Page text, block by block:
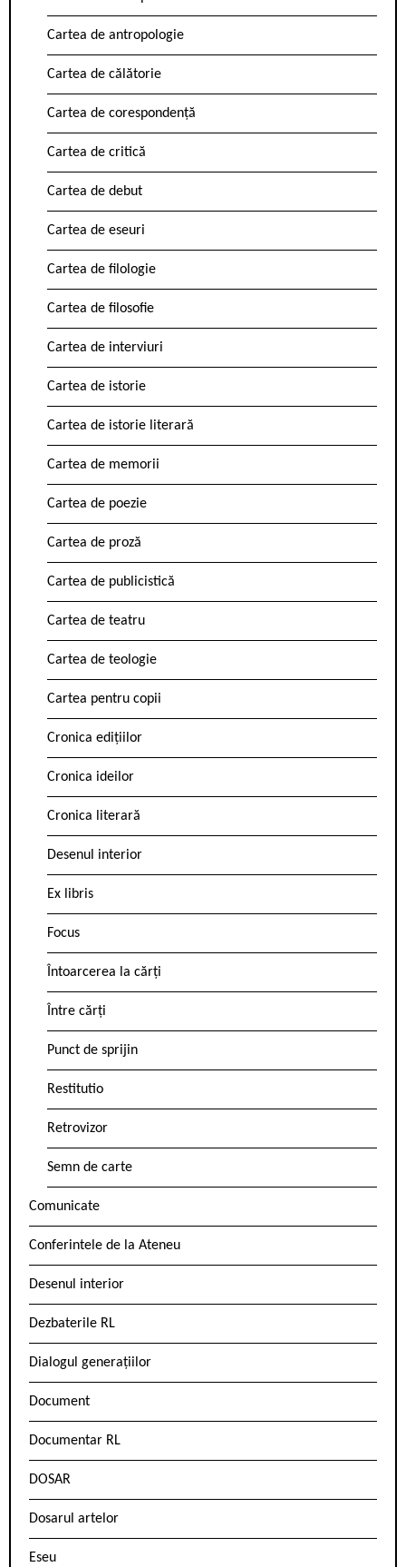
Cartea de antropologie
Cartea de călătorie
Cartea de corespondență
Cartea de critică
Cartea de debut
Cartea de eseuri
Cartea de filologie
Cartea de filosofie
Cartea de interviuri
Cartea de istorie
Cartea de istorie literară
Cartea de memorii
Cartea de poezie
Cartea de proză
Cartea de publicistică
Cartea de teatru
Cartea de teologie
Cartea pentru copii
Cronica edițiilor
Cronica ideilor
Cronica literară
Desenul interior
Ex libris
Focus
Întoarcerea la cărți
Între cărți
Punct de sprijin
Restitutio
Retrovizor
Semn de carte
Comunicate
Conferintele de la Ateneu
Desenul interior
Dezbaterile RL
Dialogul generațiilor
Document
Documentar RL
DOSAR
Dosarul artelor
Eseu